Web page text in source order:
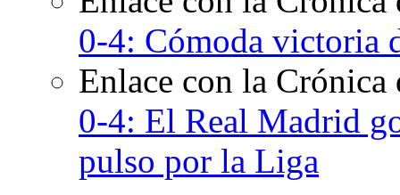
0-4: Cómoda victoria
Enlace con la
0-4: El Real Madrid
pulso por la Liga